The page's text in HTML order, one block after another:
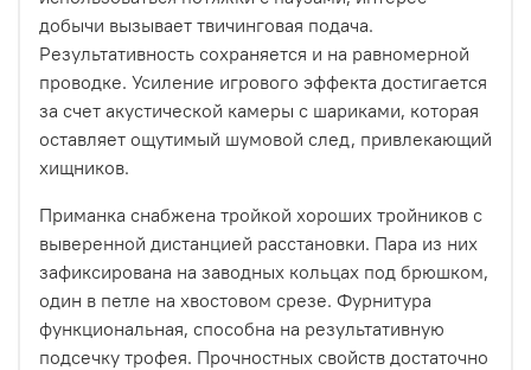
добычи вызывает твичинговая подача.
Результативность сохраняется и на равномерной
проводке. Усиление игрового эффекта достигается
за счет акустической камеры с шариками, которая
оставляет ощутимый шумовой след, привлекающий
хищников.
Приманка снабжена тройкой хороших тройников с
выверенной дистанцией расстановки. Пара из них
зафиксирована на заводных кольцах под брюшком,
один в петле на хвостовом срезе. Фурнитура
функциональная, способна на результативную
подсечку трофея. Прочностных свойств достаточно